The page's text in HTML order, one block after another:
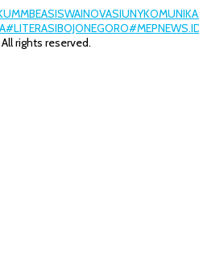
UMMBEASISWAINOVASIUNY
#LITERASIBOJONEGORO
rights reserved.